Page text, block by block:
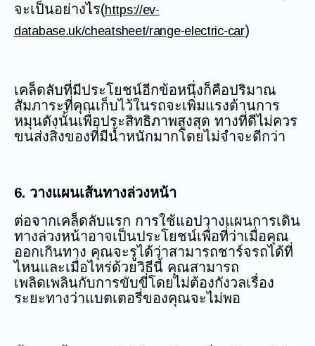
จะเป็นอย่างไร(https://ev-
database.uk/cheatsheet/range-electric-car)
เคล็ดลับที่มีประโยชน์อีกข้อหนึ่งก็คือปริมาณ
สัมภาระที่คุณเก็บไว้ในรถจะเพิ่มแรงต้านการ
หมุนดังนั้นเพื่อประสิทธิภาพสูงสุด ทางที่ดีไม่ควร
ขนส่งสิ่งของที่มีน้ำหนักมากโดยไม่จำจะดีกว่า
6. วางแผนเส้นทางล่วงหน้า
ต่อจากเคล็ดลับแรก การใช้แอปวางแผนการเดิน
ทางล่วงหน้าอาจเป็นประโยชน์เพื่อที่ว่าเมื่อคุณ
ออกเกินทาง คุณจะรูได้ว่าสามารถชาร์จรถได้ที่
ไหนและเมื่อไหร่ด้วยวิธีนี้ คุณสามารถ
เพลิดเพลินกับการขับขี่โดยไม่ต้องกังวลเรื่อง
ระยะทางว่าแบตเตอรี่ของคุณจะไม่พอ